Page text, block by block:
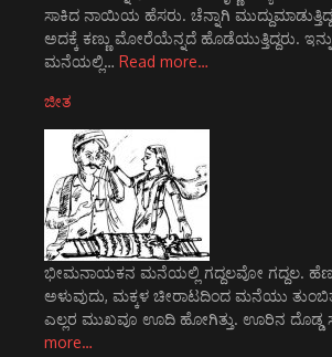
ಸಾಕಿದ ನಾಯಿಯ ಹೆಸರು. ಚೆನ್ನಾಗಿ
ಅದಕ್ಕೆ ಕಣ್ಣು ಮೋರೆಯೆನ್ನದೆ ಹೊಡೆಯುತ್ತಿದ್ದರು.
ಮನೆಯಲ್ಲಿ… Read more…
ಜೀತ
ಭೀಮನಾಯಕನ ಮನೆಯಲ್ಲಿ ಗದ್ದಲವೋ ಗದ್ದಲ.
ಅಳುವುದು, ಮಕ್ಕಳ ಚೀರಾಟದಿಂದ ಮನೆಯು
ಎಲ್ಲರ ಮುಖವೂ ಊದಿ ಹೋಗಿತ್ತು. ಊರಿನ ದೊಡ್ಡ
more…